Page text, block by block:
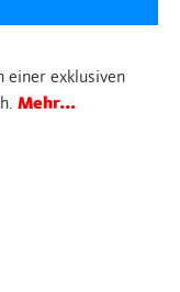
einer exklusiven
Mehr...